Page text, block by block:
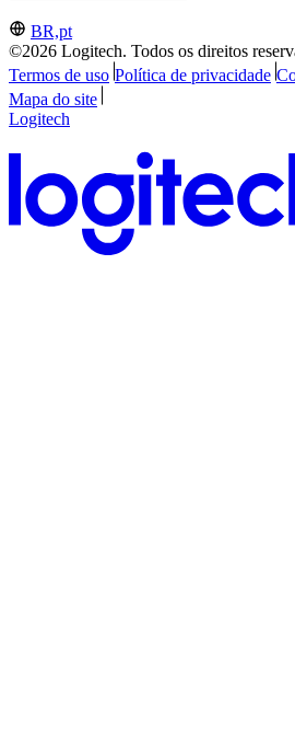
BR,pt
©2026 Logitech. Todos os direitos
Termos de uso Política de privacidade
Mapa do site
Logitech